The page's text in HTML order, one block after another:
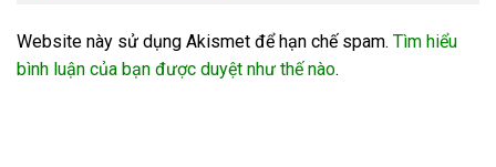
Website này sử dụng Akismet để hạn chế spam. Tìm hiểu
bình luận của bạn được duyệt như thế nào.